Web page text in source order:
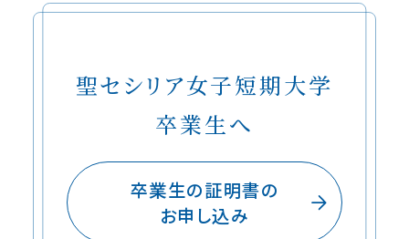
聖セシリア女子短期大学
卒業生へ
卒業生の証明書の
お申し込み